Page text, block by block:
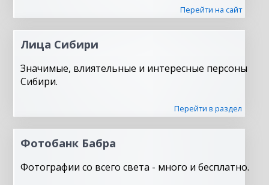
Перейти на сайт
Лица Сибири
Значимые, влиятельные и интересные персоны
Сибири.
Перейти в раздел
Фотобанк Бабра
Фотографии со всего света - много и бесплатно.